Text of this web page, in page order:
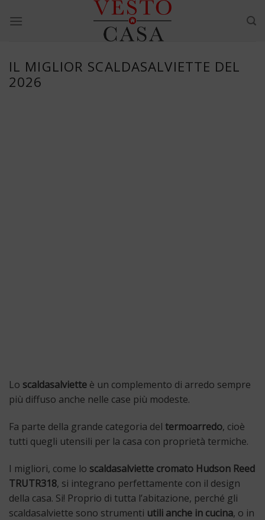
IL MIGLIOR SCALDASALVIETTE DEL
2026
Lo scaldasalviette è un complemento di arredo sempre
più diffuso anche nelle case più modeste.
Fa parte della grande categoria del termoarredo, cioè
tutti quegli utensili per la casa con proprietà termiche.
I migliori, come lo scaldasalviette cromato Hudson Reed
TRUTR318, si integrano perfettamente con il design
della casa. Si! Proprio di tutta l’abitazione, perché gli
scaldasalviette sono strumenti utili anche in cucina, o in